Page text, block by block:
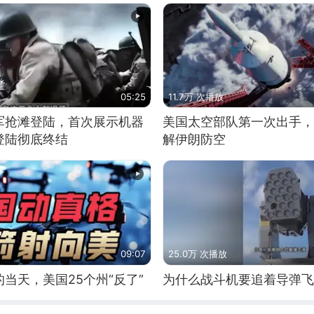
05:25
抢滩登陆，首次展示机器
陆彻底终结
11.7万 次播放
美国太空部队第一次出手
解伊朗防空
09:07
天，美国25个州“反了”
25.0万 次播放
为什么战斗机要追着导弹